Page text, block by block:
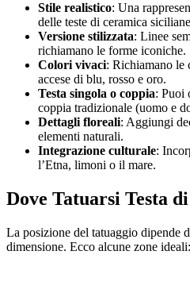
Stile realistico: Una
delle teste di ceramica
Versione stilizzata: Linee
richiamano le forme iconiche.
Colori vivaci: Richiamano le
accese di blu, rosso e oro.
Testa singola o coppia: Puoi
coppia tradizionale (uomo e
Dettagli floreali: Aggiungi
elementi naturali.
Integrazione culturale:
l’Etna, limoni o il mare.
Dove Tatuarsi Testa
La posizione del tatuaggio dipende
dimensione. Ecco alcune zone ideali: